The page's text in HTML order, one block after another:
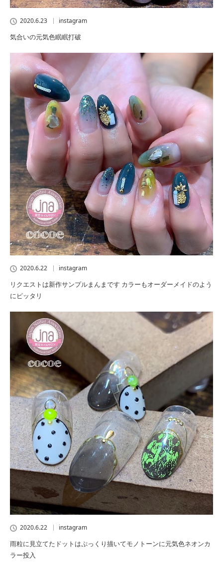
2020.6.23 instagram
気合いの元気色眠眠打破
2020.6.22 instagram
リクエストは新作サンプルまんまです カラーもオーダーメイドのよう
にピッタリ
2020.6.22 instagram
雨粒に見立てたドットはぷっくり描いてモノトーンに元気色ネオンカ
ラー投入